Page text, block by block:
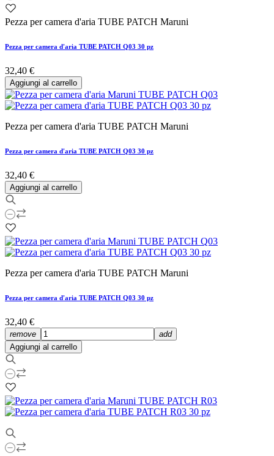
Pezza per camera d'aria TUBE PATCH Maruni
Pezza per camera d'aria TUBE PATCH Q03 30 pz
32,40 €
Aggiungi al carrello
Pezza per camera d'aria TUBE PATCH Maruni
Pezza per camera d'aria TUBE PATCH Q03 30 pz
32,40 €
Aggiungi al carrello
Pezza per camera d'aria TUBE PATCH Maruni
Pezza per camera d'aria TUBE PATCH Q03 30 pz
32,40 €
remove
add
Aggiungi al carrello